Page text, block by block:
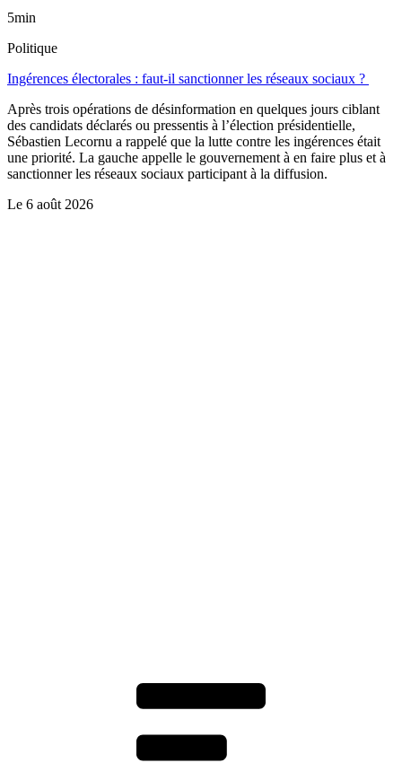
5min
Politique
Ingérences électorales : faut-il sanctionner les réseaux sociaux ?
Après trois opérations de désinformation en quelques jours ciblant
des candidats déclarés ou pressentis à l’élection présidentielle,
Sébastien Lecornu a rappelé que la lutte contre les ingérences était
une priorité. La gauche appelle le gouvernement à en faire plus et à
sanctionner les réseaux sociaux participant à la diffusion.
Le 6 août 2026